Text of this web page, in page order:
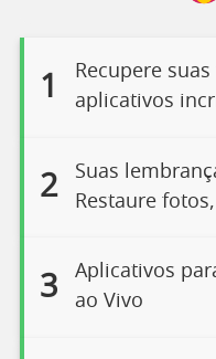
1
Recupere
aplicativos
2
Suas
Restaure
3
Aplicativos
ao Vivo